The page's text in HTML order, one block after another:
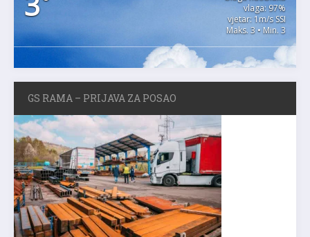
vlaga: 97%
vjetar: 1m/s SSI
Maks. 3 • Min. 3
GS RAMA – PRIJAVA ZA POSAO